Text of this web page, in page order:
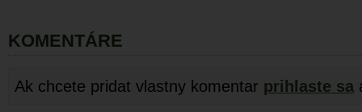
KOMENTÁRE
Ak chcete pridat vlastny komentar prihlaste sa